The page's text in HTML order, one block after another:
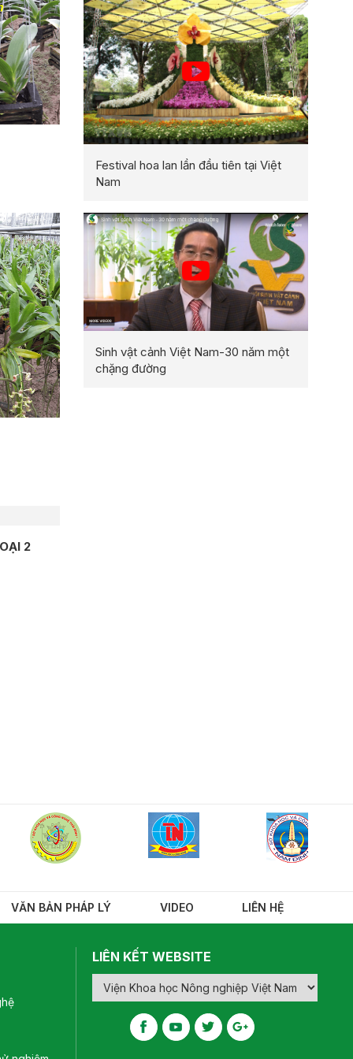
2
Festival hoa lan lần đầu tiên tại Việt
Nam
Sinh vật cảnh Việt Nam-30 năm một
chặng đường
VĂN BẢN PHÁP LÝ VIDEO LIÊN HỆ
LIÊN KẾT WEBSITE